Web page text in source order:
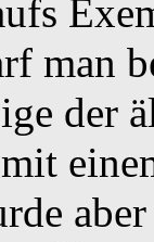
man
der